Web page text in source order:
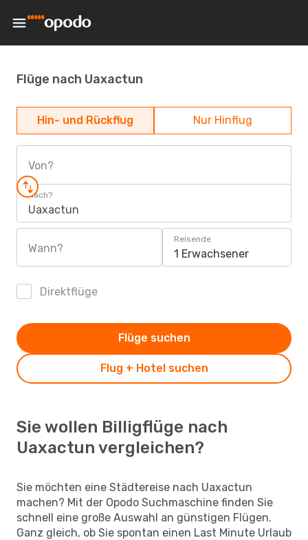
Flüge nach Uaxactun
Hin- und Rückflug Nur Hinflug
Von?
Nach?
Uaxactun
Wann?
Reisende
1 Erwachsener
Direktflüge
Flug + Hotel suchen
Flüge suchen
Sie wollen Billigflüge nach
Uaxactun vergleichen?
Sie möchten eine Städtereise nach Uaxactun
machen? Mit der Opodo Suchmaschine finden Sie
schnell eine große Auswahl an günstigen Flügen.
Ganz gleich, ob Sie spontan einen Last Minute Urlaub